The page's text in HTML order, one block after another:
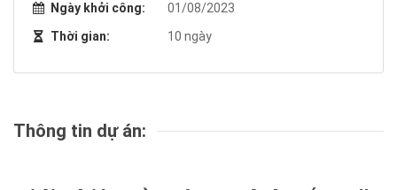
Ngày khởi công:
01/08/2023
Thời gian:
10 ngày
Thông tin dự án: